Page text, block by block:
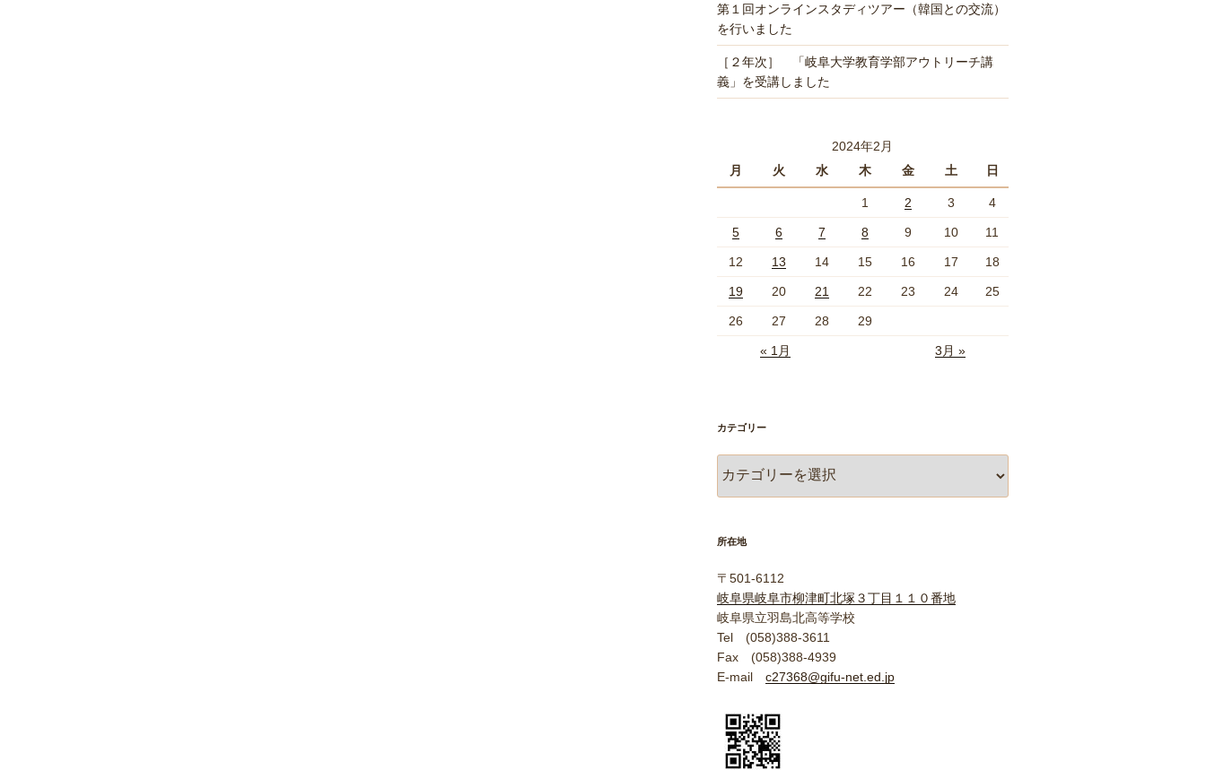
第１回オンラインスタディツアー（韓国との交流）
を行いました
［２年次］ 「岐阜大学教育学部アウトリーチ講
義」を受講しました
2024年2月
月
火 水 木 金 土 日
1 2 3 4
5 6 7 8 9 10 11
12 13 14 15 16 17 18
19 20 21 22 23 24 25
26 27 28 29
« 1月 3月 »
カテゴリー
テ
ー
所在地
〒501-6112
岐阜県岐阜市柳津町北塚３丁目１１０番地
岐阜県立羽島北高等学校
Tel (058)388-3611
Fax (058)388-4939
E-mail c27368@gifu-net.ed.jp